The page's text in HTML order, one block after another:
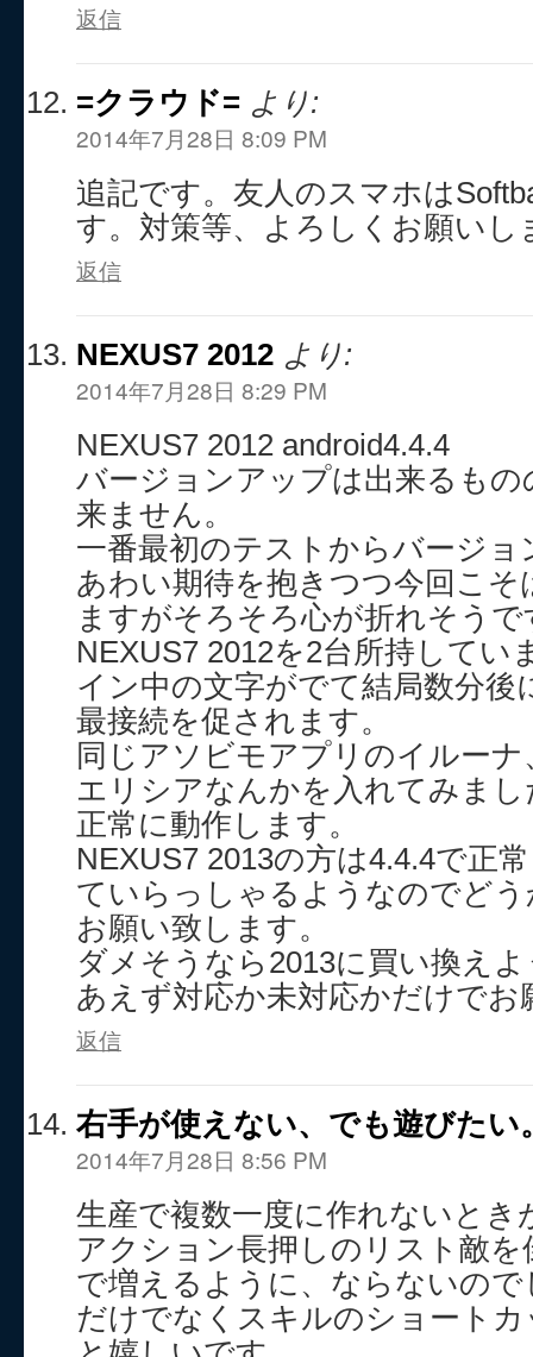
返信
=クラウド= より:
2014年7月28日 8:09 PM
追記です。友人のスマホは
す。対策等、よろしくお願いし
返信
NEXUS7 2012 より:
2014年7月28日 8:29 PM
NEXUS7 2012 android4.4.4
バージョンアップは出来るも
来ません。
一番最初のテストからバージ
あわい期待を抱きつつ今回こ
ますがそろそろ心が折れそうで
NEXUS7 2012を2台所持してい
イン中の文字がでて結局数分後
最接続を促されます。
同じアソビモアプリのイルー
エリシアなんかを入れてみま
正常に動作します。
NEXUS7 2013の方は4.4.4で正
ていらっしゃるようなのでど
お願い致します。
ダメそうなら2013に買い換え
あえず対応か未対応かだけでお
返信
右手が使えない、でも遊びたい
2014年7月28日 8:56 PM
生産で複数一度に作れないとき
アクション長押しのリスト敵
で増えるように、ならないの
だけでなくスキルのショート